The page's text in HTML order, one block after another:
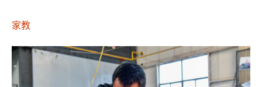
家教